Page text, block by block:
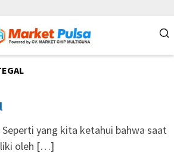
Seperti yang kita ketahui bahwa saat
oleh […]